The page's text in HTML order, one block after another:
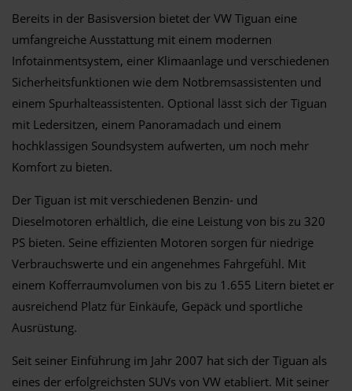
Bereits in der Basisversion bietet der VW Tiguan eine
umfangreiche Ausstattung mit einem modernen
Infotainmentsystem, einer Klimaanlage und verschiedenen
Sicherheitsfunktionen wie dem Notbremsassistenten und
einem Spurhalteassistenten. Optional lässt sich der Tiguan
mit Ledersitzen, einem Panoramadach und einem
hochklassigen Soundsystem aufwerten, um noch mehr
Komfort zu bieten.
Der Tiguan ist mit verschiedenen Benzin- und
Dieselmotoren erhältlich, die eine Leistung von bis zu 320
PS bieten. Seine effizienten Motoren sorgen für niedrige
Verbrauchswerte und ein angenehmes Fahrgefühl. Mit
einem Kofferraumvolumen von bis zu 1.655 Litern bietet er
ausreichend Platz für Einkäufe, Gepäck und sportliche
Ausrüstung.
Seit seiner Einführung im Jahr 2007 hat sich der Tiguan als
eines der erfolgreichsten SUVs von VW etabliert. Mit seiner